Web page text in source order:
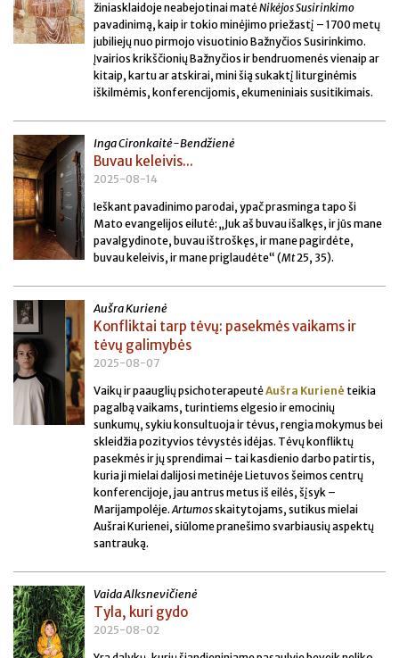
žiniasklaidoje neabejotinai matėNikėjos Susirinkimo
pavadinimą, kaip ir tokio minėjimo priežastį – 1700 metų
jubiliejų nuo pirmojo visuotinio Bažnyčios Susirinkimo.
Įvairios krikščionių Bažnyčios ir bendruomenės vienaip ar
kitaip, kartu ar atskirai, mini šią sukaktį liturginėmis
iškilmėmis, konferencijomis, ekumeniniais susitikimais.
Inga Cironkaitė-Bendžienė
Buvau keleivis...
2025-08-14
Ieškant pavadinimo parodai, ypač prasminga tapo ši
Mato evangelijos eilutė: „Juk aš buvau išalkęs, ir jūs mane
pavalgydinote, buvau ištroškęs, ir mane pagirdėte,
buvau keleivis, ir mane priglaudėte“ (Mt25, 35).
Aušra Kurienė
Konfliktai tarp tėvų: pasekmės vaikams ir
tėvų galimybės
2025-08-07
Vaikų ir paauglių psichoterapeutėAušra Kurienė teikia
pagalbą vaikams, turintiems elgesio ir emocinių
sunkumų, sykiu konsultuoja ir tėvus, rengia mokymus bei
skleidžia pozityvios tėvystės idėjas. Tėvų konfliktų
pasekmės ir jų sprendimai – tai kasdienio darbo patirtis,
kuria ji mielai dalijosi metinėje Lietuvos šeimos centrų
konferencijoje, jau antrus metus iš eilės, šįsyk –
Marijampolėje.Artumosskaitytojams, sutikus mielai
Aušrai Kurienei, siūlome pranešimo svarbiausių aspektų
santrauką.
Vaida Alksnevičienė
Tyla, kuri gydo
2025-08-02